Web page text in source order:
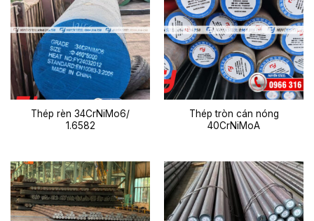
Thép rèn 34CrNiMo6/
1.6582
Thép tròn cán nóng
40CrNiMoA